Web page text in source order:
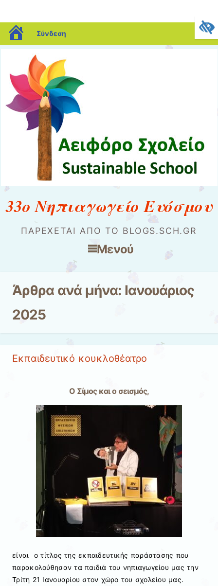
blogs.sch.gr
Σύνδεση
33ο Νηπιαγωγείο Ευόσμου
ΠΑΡΈΧΕΤΑΙ ΑΠΌ ΤΟ BLOGS.SCH.GR
Μενού
Μετάβαση στο περιεχόμενο
Άρθρα ανά μήνα: Ιανουάριος
2025
Εκπαιδευτικό κουκλοθέατρο
Ο Σίμος και ο σεισμός,
είναι ο τίτλος της εκπαιδευτικής παράστασης που
παρακολούθησαν τα παιδιά του νηπιαγωγείου μας την
Τρίτη 21 Ιανουαρίου στον χώρο του σχολείου μας.